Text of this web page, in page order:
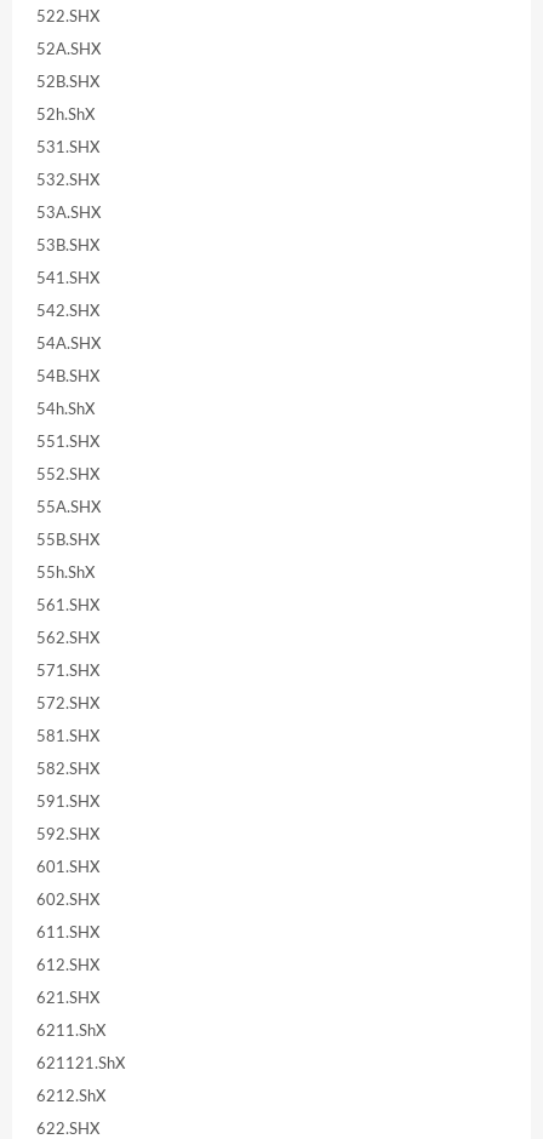
522.SHX
52A.SHX
52B.SHX
52h.ShX
531.SHX
532.SHX
53A.SHX
53B.SHX
541.SHX
542.SHX
54A.SHX
54B.SHX
54h.ShX
551.SHX
552.SHX
55A.SHX
55B.SHX
55h.ShX
561.SHX
562.SHX
571.SHX
572.SHX
581.SHX
582.SHX
591.SHX
592.SHX
601.SHX
602.SHX
611.SHX
612.SHX
621.SHX
6211.ShX
621121.ShX
6212.ShX
622.SHX